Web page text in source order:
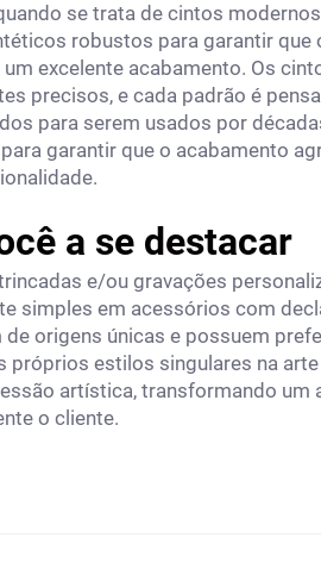
se trata de cintos
robustos para garantir que
excelente acabamento. Os
precisos, e cada padrão é
para serem usados por
garantir que o acabamento
a se destacar
e/ou gravações
simples em acessórios com
origens únicas e possuem
próprios estilos singulares na
artística, transformando
o cliente.